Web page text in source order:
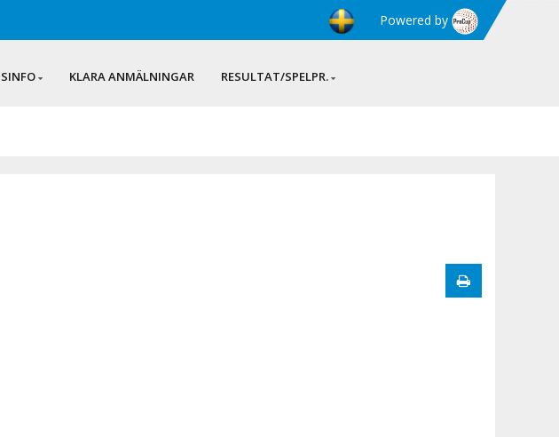
Powered by
KLARA ANMÄLNINGAR RESULTAT/SPELPR.